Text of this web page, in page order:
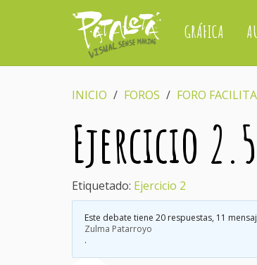
GRÁFICA
INICIO FOROS FORO
Ejercicio
Etiquetado: Ejercicio 2
Este debate tiene 20 respuestas, 11
Zulma Patarroyo
.